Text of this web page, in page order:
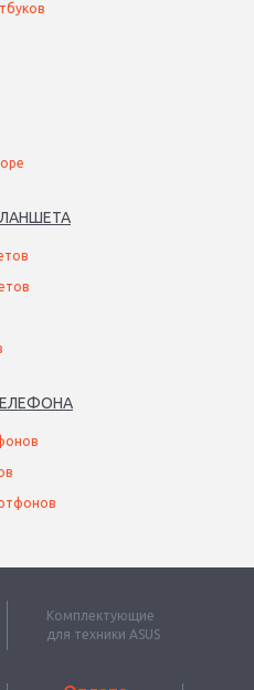
А
А
Комплектующие
для техники ASUS